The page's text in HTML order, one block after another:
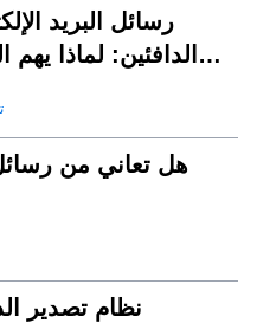
رسائل البريد
الدافئين: لماذا
هل تعاني من رسائل
نظام تصدير